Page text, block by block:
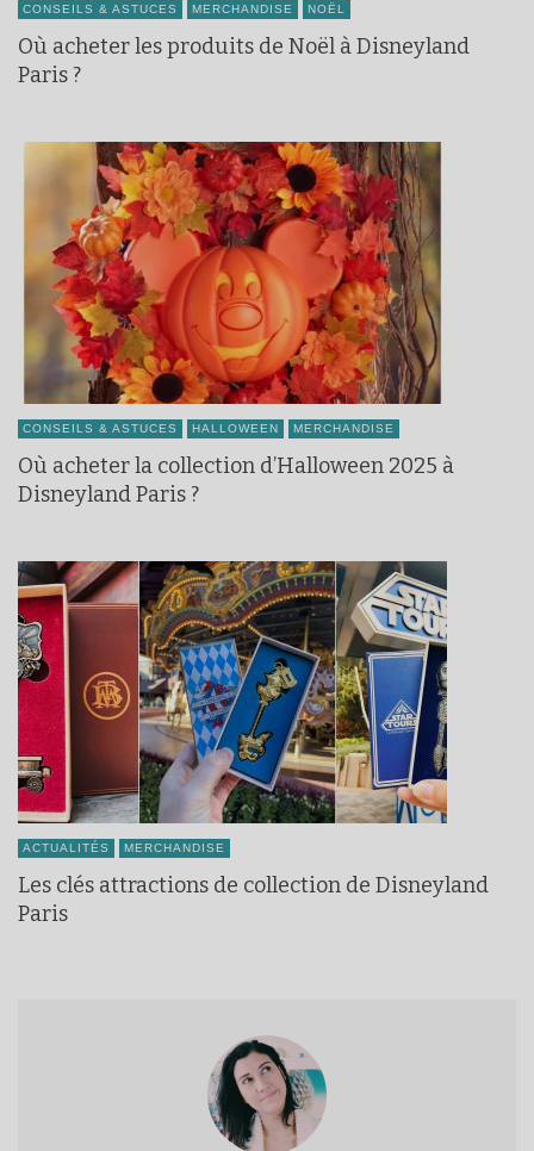
CONSEILS & ASTUCES MERCHANDISE NOËL
Où acheter les produits de Noël à Disneyland
Paris ?
CONSEILS & ASTUCES HALLOWEEN MERCHANDISE
Où acheter la collection d’Halloween 2025 à
Disneyland Paris ?
ACTUALITÉS MERCHANDISE
Les clés attractions de collection de Disneyland
Paris